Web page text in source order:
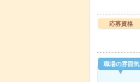
応募資格
職場の雰囲気